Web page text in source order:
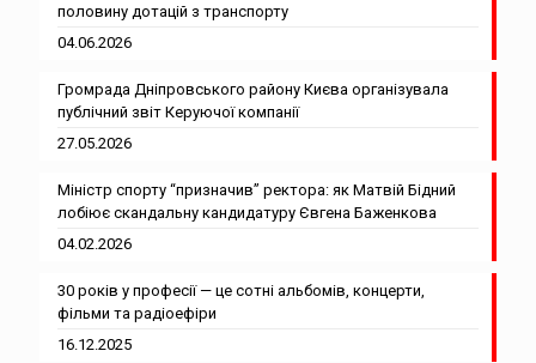
половину дотацій з транспорту
04.06.2026
Громрада Дніпровського району Києва організувала
публічний звіт Керуючої компанії
27.05.2026
Міністр спорту “призначив” ректора: як Матвій Бідний
лобіює скандальну кандидатуру Євгена Баженкова
04.02.2026
30 років у професії — це сотні альбомів, концерти,
фільми та радіоефіри
16.12.2025